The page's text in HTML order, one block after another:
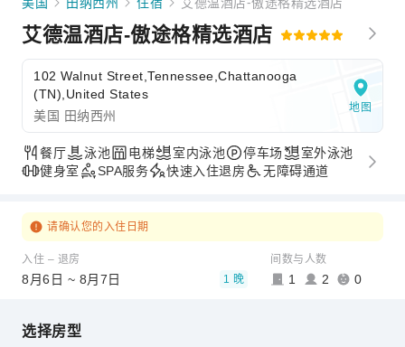
艾德温酒店-傲途格精选酒店
102 Walnut Street,Tennessee,Chattanooga
(TN),United States
美国 田纳西州
地图
餐厅 泳池 电梯 室内泳池 停车场
室外泳池
健身室
SPA服务 快速入住退房 无障碍通道
请确认您的入住日期
入住 – 退房
8月6日 ~ 8月7日 1 晚
间数与人数
1 2 0
选择房型